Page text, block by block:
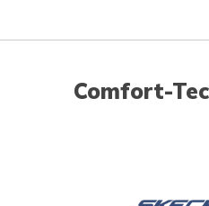
Comfort-